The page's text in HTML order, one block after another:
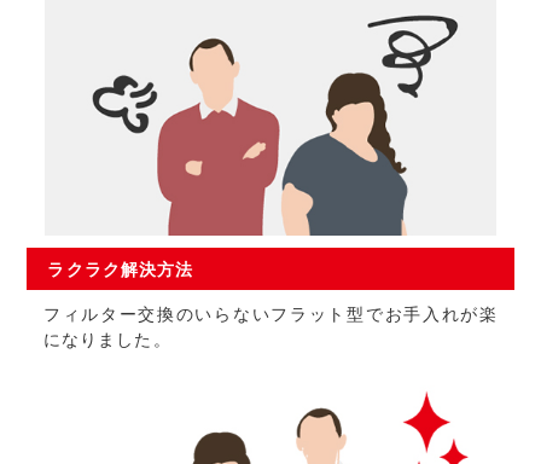
ラクラク解決方法
フィルター交換のいらないフラット型でお手入れが楽
になりました。